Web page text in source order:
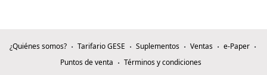
¿Quiénes somos? Tarifario GESE Suplementos Ventas
e-Paper
Puntos de venta
Términos y condiciones